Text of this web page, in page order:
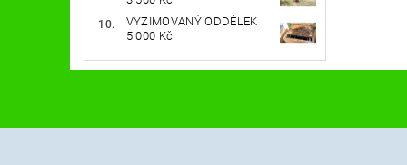
VYZIMOVANÝ ODDĚLEK
5 000 Kč